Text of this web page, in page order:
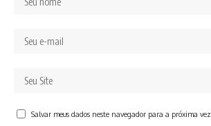
Salvar meus dados neste navegador para a próxima